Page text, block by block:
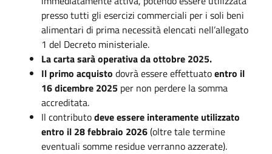
presso tutti gli esercizi commerciali per i soli beni
alimentari di prima necessità elencati nell’allegato
1 del Decreto ministeriale.
La carta sarà operativa da ottobre 2025.
Il primo acquisto dovrà essere effettuatoentro il
16 dicembre 2025 per non perdere la somma
accreditata.
Il contributodeve essere interamente utilizzato
entro il 28 febbraio 2026(oltre tale termine
eventuali somme residue verranno azzerate).